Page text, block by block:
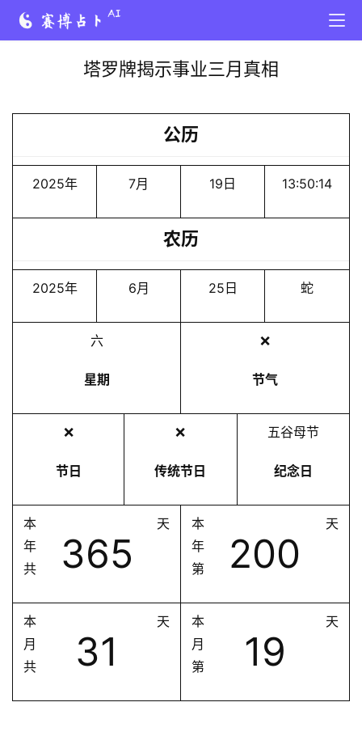
塔罗牌揭示事业三月真相
公历
2025年 7月 19日 13:50:14
农历
2025年 6月 25日 蛇
六
星期
❌
节气
❌
节日
❌
传统节日
五谷母节
纪念日
本
年
共
365
天
本
年
第
200
天
本
月
共
31
天
本
月
第
19
天